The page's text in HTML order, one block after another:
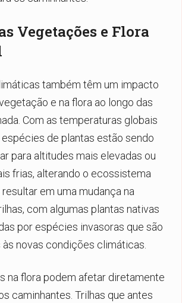
Vegetações e Flora
também têm um impacto
e na flora ao longo das
Com as temperaturas globais
de plantas estão sendo
para altitudes mais elevadas ou
frias, alterando o ecossistema
em uma mudança na
com algumas plantas nativas
por espécies invasoras que são
novas condições climáticas.
na flora podem afetar diretamente
caminhantes. Trilhas que antes